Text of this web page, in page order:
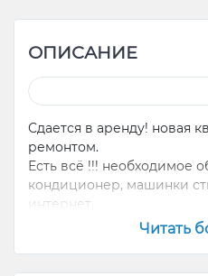
ОПИСАНИЕ
Сдается в аренду! новая
ремонтом.
Есть всё !!! необходимое
кондиционер, машинки
интернет.
Читать